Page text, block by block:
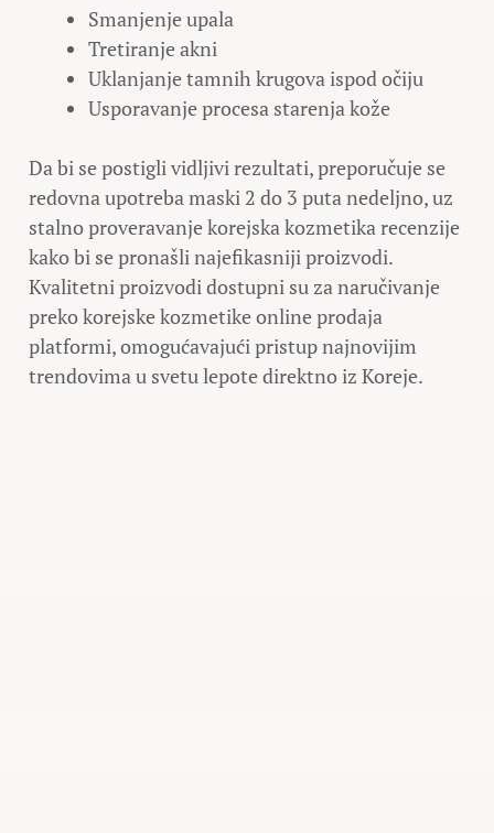
Smanjenje upala
Tretiranje akni
Uklanjanje tamnih krugova ispod očiju
Usporavanje procesa starenja kože
Da bi se postigli vidljivi rezultati, preporučuje se
redovna upotreba maski 2 do 3 puta nedeljno, uz
stalno proveravanje korejska kozmetika recenzije
kako bi se pronašli najefikasniji proizvodi.
Kvalitetni proizvodi dostupni su za naručivanje
preko korejske kozmetike online prodaja
platformi, omogućavajući pristup najnovijim
trendovima u svetu lepote direktno iz Koreje.